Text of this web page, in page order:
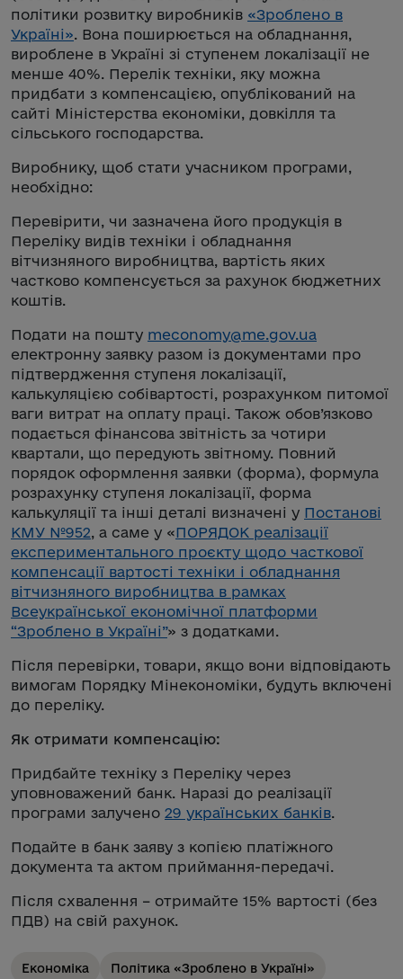
політики розвитку виробників «Зроблено в
Україні». Вона поширюється на обладнання,
вироблене в Україні зі ступенем локалізації не
менше 40%. Перелік техніки, яку можна
придбати з компенсацією, опублікований на
сайті Міністерства економіки, довкілля та
сільського господарства.
Виробнику, щоб стати учасником програми,
необхідно:
Перевірити, чи зазначена його продукція в
Переліку видів техніки і обладнання
вітчизняного виробництва, вартість яких
частково компенсується за рахунок бюджетних
коштів.
Подати на пошту meconomy@me.gov.ua
електронну заявку разом із документами про
підтвердження ступеня локалізації,
калькуляцією собівартості, розрахунком питомої
ваги витрат на оплату праці. Також обов’язково
подається фінансова звітність за чотири
квартали, що передують звітному. Повний
порядок оформлення заявки (форма), формула
розрахунку ступеня локалізації, форма
калькуляції та інші деталі визначені у Постанові
КМУ №952, а саме у «ПОРЯДОК реалізації
експериментального проєкту щодо часткової
компенсації вартості техніки і обладнання
вітчизняного виробництва в рамках
Всеукраїнської економічної платформи
“Зроблено в Україні”» з додатками.
Після перевірки, товари, якщо вони відповідають
вимогам Порядку Мінекономіки, будуть включені
до переліку.
Як отримати компенсацію:
Придбайте техніку з Переліку через
уповноважений банк. Наразі до реалізації
програми залучено 29 українських банків.
Подайте в банк заяву з копією платіжного
документа та актом приймання-передачі.
Після схвалення – отримайте 15% вартості (без
ПДВ) на свій рахунок.
Економіка Політика «Зроблено в Україні»